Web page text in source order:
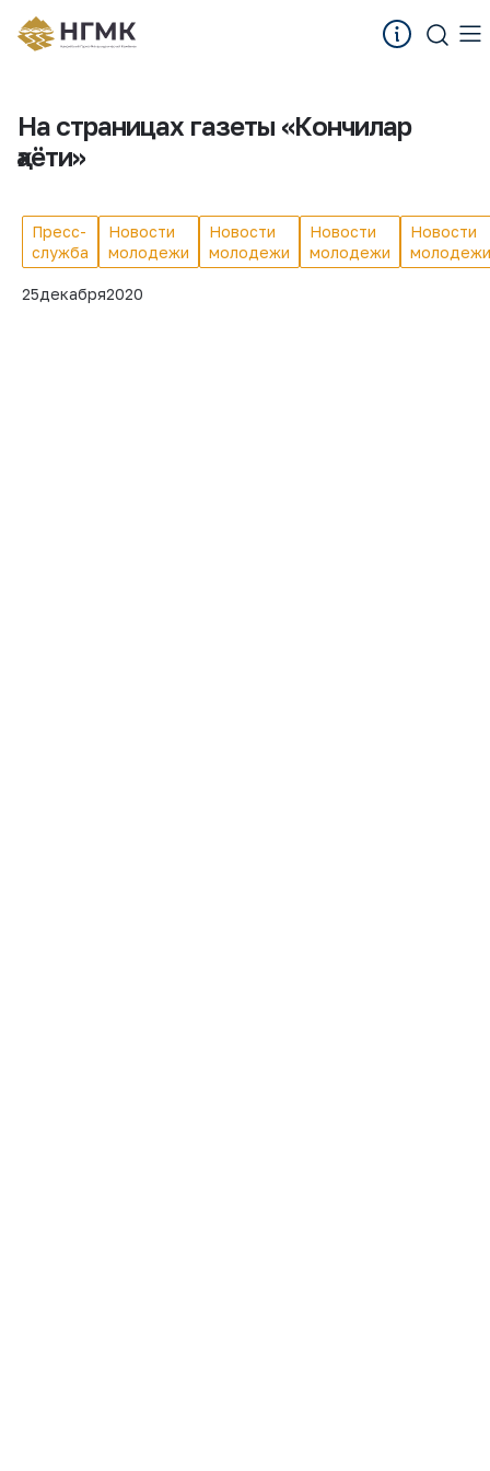
На страницах газеты «Кончилар
ҳаёти»
Пресс-
служба
Новости
молодежи
Новости
молодежи
Новости
молодежи
Новости
молодежи
25декабря2020